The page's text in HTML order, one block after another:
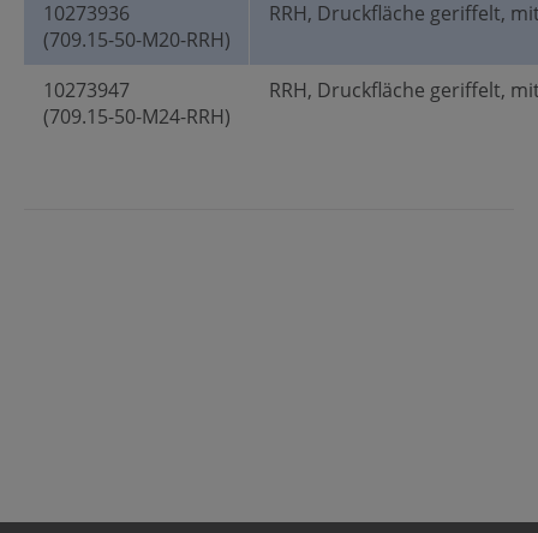
10273936
(709.15-50-M20-RRH)
RRH, Druckfläche geriffelt,
10273947
(709.15-50-M24-RRH)
RRH, Druckfläche geriffelt,